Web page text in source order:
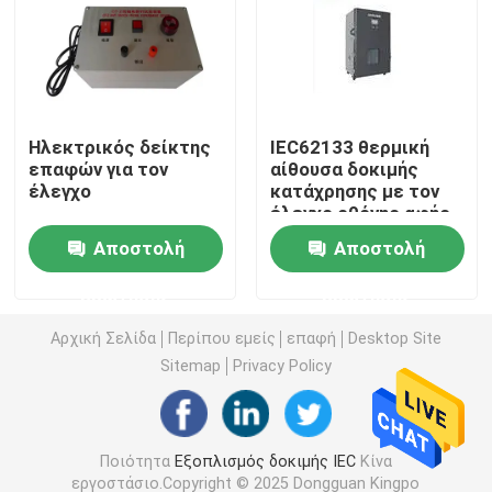
Εξοπλισμός δοκιμής ευφλέκτου
οδηγημένος ελαφρύς εξοπλισμός δοκιμής
Έλεγχος δάχτυλων δοκιμής
περιβαλλοντικές αίθουσες δοκιμής
Εξοπλισμός δοκιμής μπαταριών της EV
Μανόμετρα ελέγχου ακριβείας
Ηλεκτρικός δείκτης
επαφών για τον
έλεγχο
Αποστολή
IEC62133 θερμική
αίθουσα δοκιμής
κατάχρησης με τον
έλεγχο οθόνης αφής
PLC
Αποστολή
Αρχική Σελίδα Περίπου εμείς επαφή
Desktop Site
Sitemap
Privacy Policy
Ποιότητα Εξοπλισμός δοκιμής IECΚίνα
εργοστάσιο.Copyright © 2025 Dongguan Kingpo